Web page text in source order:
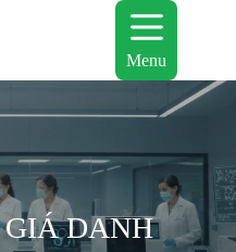
Menu
DANH